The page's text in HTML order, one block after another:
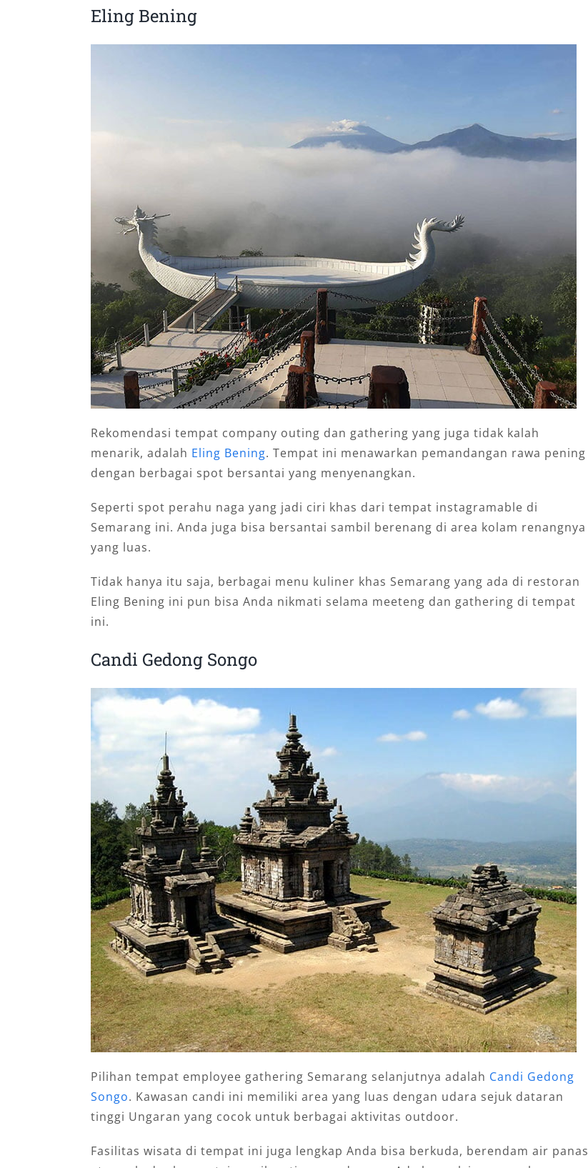
Eling Bening
Rekomendasi tempat company outing dan gathering yang juga tidak kalah
menarik, adalah Eling Bening. Tempat ini menawarkan pemandangan rawa pening
dengan berbagai spot bersantai yang menyenangkan.
Seperti spot perahu naga yang jadi ciri khas dari tempat instagramable di
Semarang ini. Anda juga bisa bersantai sambil berenang di area kolam renangnya
yang luas.
Tidak hanya itu saja, berbagai menu kuliner khas Semarang yang ada di restoran
Eling Bening ini pun bisa Anda nikmati selama meeteng dan gathering di tempat
ini.
Candi Gedong Songo
Pilihan tempat employee gathering Semarang selanjutnya adalah Candi Gedong
Songo. Kawasan candi ini memiliki area yang luas dengan udara sejuk dataran
tinggi Ungaran yang cocok untuk berbagai aktivitas outdoor.
Fasilitas wisata di tempat ini juga lengkap Anda bisa berkuda, berendam air panas